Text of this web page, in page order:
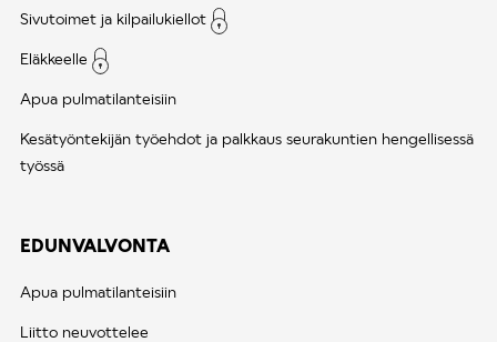
Sivutoimet ja kilpailukiellot
Eläkkeelle
Apua pulmatilanteisiin
Kesätyöntekijän työehdot ja palkkaus seurakuntien hengellisessä
työssä
EDUNVALVONTA
Apua pulmatilanteisiin
Liitto neuvottelee